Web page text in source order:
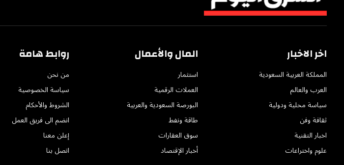
اخر الاخبار
المملكة العربية السعودية
العرب والعالم
سياسة محلية ودولية
ثقافة وفن
اخبار التقنية
علوم واختراعات
المال والأعمال
استثمار
العملات الرقمية
البورصة السعودية والعربية
طاقة ونفط
سوق العقارات
أخبار الإقتصاد
روابط هامة
من نحن
سياسة الخصوصية
الشروط والأحكام
انضم الى فريق العمل
إعلن معنا
اتصل بنا